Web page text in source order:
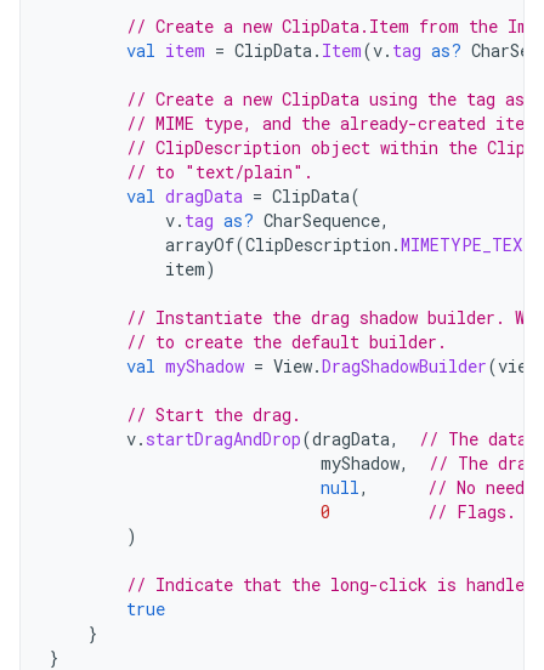
// Create a new ClipData.Item from the
val item = ClipData. Item(v. tag as?
// Create a new ClipData using the tag
// MIME type, and the already-created
// ClipDescription object within the
// to "text/plain".
val dragData = ClipData(
v. tag as? CharSequence,
arrayOf(ClipDescription .
item)
// Instantiate the drag shadow builder. We
// to create the default builder.
val myShadow = View.DragShadowBuilder(view
// Start the drag.
v. startDragAndDrop(dragData,
// The data
myShadow,
// The drag
null,
// No need
0
// Flags.
)
// Indicate that the long-click is handled.
true
}
}